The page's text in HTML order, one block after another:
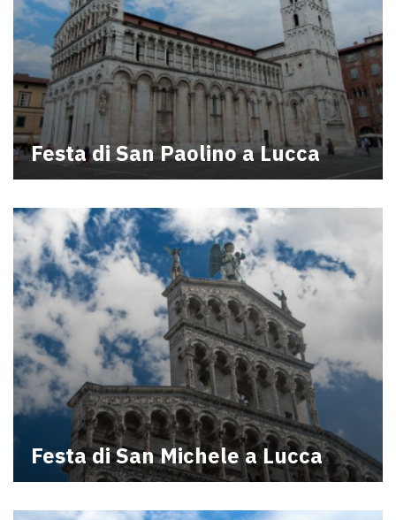
Festa di San Paolino a Lucca
Festa di San Michele a Lucca